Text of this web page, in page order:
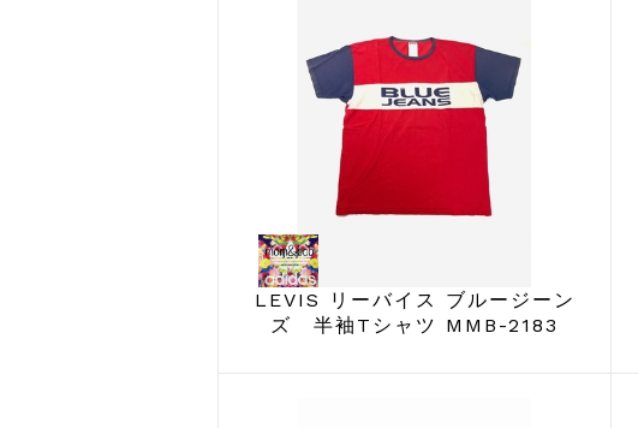
LEVIS リーバイス ブルージーン
ズ 半袖Tシャツ MMB-2183